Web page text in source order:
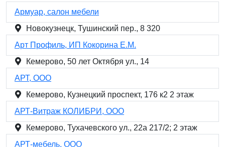
Армуар, салон мебели
Новокузнецк, Тушинский пер., 8 320
Арт Профиль, ИП Кокорина Е.М.
Кемерово, 50 лет Октября ул., 14
АРТ, ООО
Кемерово, Кузнецкий проспект, 176 к2 2 этаж
АРТ-Витраж КОЛИБРИ, ООО
Кемерово, Тухачевского ул., 22а 217/2; 2 этаж
АРТ-мебель, ООО